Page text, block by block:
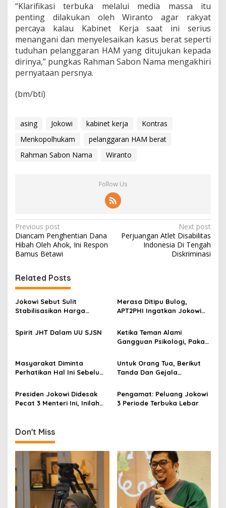
“Klarifikasi terbuka melalui media massa itu
penting dilakukan oleh Wiranto agar rakyat
percaya kalau Kabinet Kerja saat ini serius
menangani dan menyelesaikan kasus berat seperti
tuduhan pelanggaran HAM yang ditujukan kepada
dirinya,” pungkas Rahman Sabon Nama mengakhiri
pernyataan persnya.
(bm/bti)
asing Jokowi kabinet kerja
Kontras
Menkopolhukam
pelanggaran HAM berat
Rahman Sabon Nama
Wiranto
Follow Us
P
o
s
t
n
a
v
i
t
o
Previous post
Diancam Penghentian Dana
Hibah Oleh Ahok, Ini Respon
Bamus Betawi
Next post
Perjuangan Atlet Disabilitas
Indonesia Di Tengah
Diskriminasi
Related Posts
Jokowi Sebut Sulit
Stabilisasikan Harga
Asal Ada Kemauan Serius!
Merasa Ditipu Bulog,
APT2PHI Ingatkan Jokowi
Harga Beras Nasional
Spirit JHT Dalam UU SJSN
Ketika Teman Alami
Gangguan Psikologi, Pakar:
Masyarakat Diminta
Perhatikan Hal Ini Sebelum
Untuk Orang Tua, Berikut
Tanda Dan Gejala
Anak
Presiden Jokowi Didesak
Pecat 3 Menteri Ini, Inilah
Pengamat: Peluang Jokowi
3 Periode Terbuka Lebar
Don't Miss